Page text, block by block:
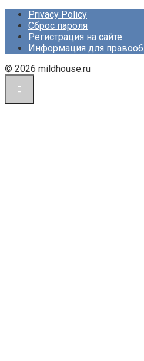
Privacy Policy
Сброс пароля
Регистрация на сайте
Информация для
© 2026 mildhouse.ru